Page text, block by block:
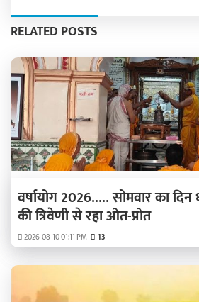
RELATED POSTS
वर्षायोग 2026..... सोमवार का दिन धर्म, भक्ति और ज्ञान
की त्रिवेणी से रहा ओत-प्रोत
2026-08-10 01:11 PM 13